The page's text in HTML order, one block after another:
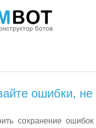
ошибки, не
сохранение